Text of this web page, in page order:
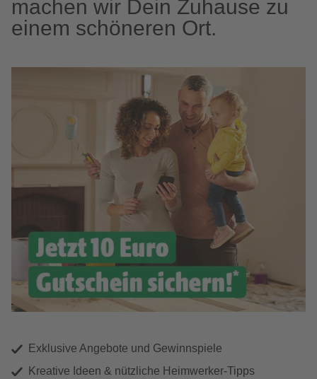
machen wir Dein Zuhause zu
einem schöneren Ort.
Exklusive Angebote und Gewinnspiele
Kreative Ideen & nützliche Heimwerker-Tipps